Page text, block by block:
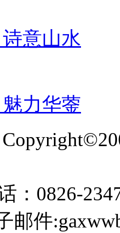
意山水
力华蓥
：0826-
邮件